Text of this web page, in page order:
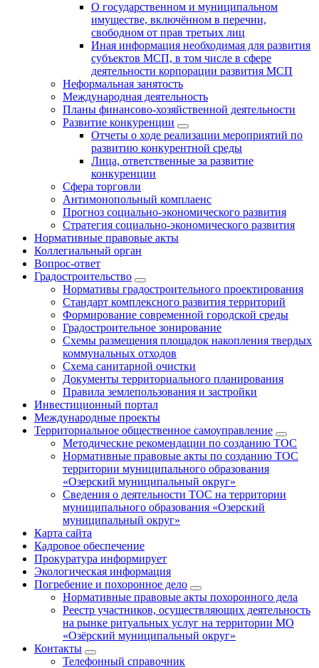
О государственном и муниципальном
имуществе, включённом в перечни,
свободном от прав третьих лиц
Иная информация необходимая для развития
субъектов МСП, в том числе в сфере
деятельности корпорации развития МСП
Неформальная занятость
Международная деятельность
Планы финансово-хозяйственной деятельности
Развитие конкуренции
Отчеты о ходе реализации мероприятий по
развитию конкурентной среды
Лица, ответственные за развитие
конкуренции
Сфера торговли
Антимонопольный комплаенс
Прогноз социально-экономического развития
Стратегия социально-экономического развития
Нормативные правовые акты
Коллегиальный орган
Вопрос-ответ
Градостроительство
Нормативы градостроительного проектирования
Стандарт комплексного развития территорий
Формирование современной городской среды
Градостроительное зонирование
Схемы размещения площадок накопления твердых
коммунальных отходов
Схема санитарной очистки
Документы территориального планирования
Правила землепользования и застройки
Инвестиционный портал
Международные проекты
Территориальное общественное самоуправление
Методические рекомендации по созданию ТОС
Нормативные правовые акты по созданию ТОС
территории муниципального образования
«Озерский муниципальный округ»
Сведения о деятельности ТОС на территории
муниципального образования «Озерский
муниципальный округ»
Карта сайта
Кадровое обеспечение
Прокуратура информирует
Экологическая информация
Погребение и похоронное дело
Нормативные правовые акты похоронного дела
Реестр участников, осуществляющих деятельность
на рынке ритуальных услуг на территории МО
«Озёрский муниципальный округ»
Контакты
Телефонный справочник